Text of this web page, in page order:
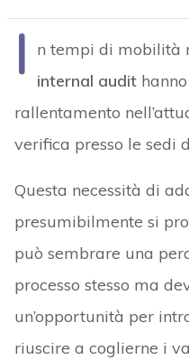
I
n tempi di mobilità
internal audit
rallentamento
verifica presso le sedi
Questa necessità di
presumibilmente si
può sembrare una
processo stesso ma
un’opportunità per
riuscire a coglierne i